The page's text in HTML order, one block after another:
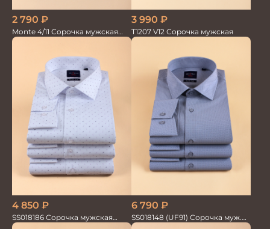
2 790 ₽
Monte 4/11 Сорочка мужская
кор.рукав
3 990 ₽
T1207 V12 Сорочка мужская
4 850 ₽
SS018186 Сорочка мужская
GROSTYLE TRENDY
6 790 ₽
SS018148 (UF91) Сорочка муж.
дл. рук. GROSTYLE TRENDY